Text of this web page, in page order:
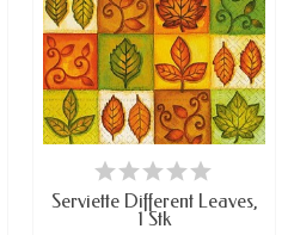
VERFÜGBAR
Serviette Different Leaves,
1 Stk